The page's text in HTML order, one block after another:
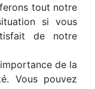
tout notre
si vous
de notre
de la
Vous pouvez